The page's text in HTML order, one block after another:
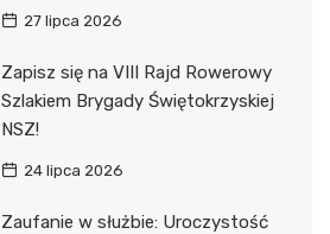
27 lipca 2026
Zapisz się na VIII Rajd Rowerowy
Szlakiem Brygady Świętokrzyskiej
NSZ!
24 lipca 2026
Zaufanie w służbie: Uroczystość